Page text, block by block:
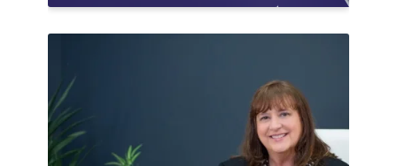
STRUCTURER LA
CESSION DES PARTS